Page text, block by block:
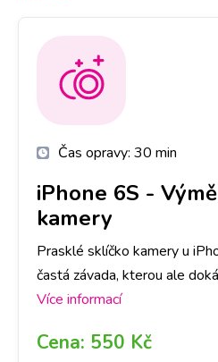
Čas opravy: 30 min
iPhone 6S -
kamery
Prasklé sklíčko kamery u
častá závada, kterou ale
Do půl hodiny sklíčko
Více informací
Cena: 550 Kč